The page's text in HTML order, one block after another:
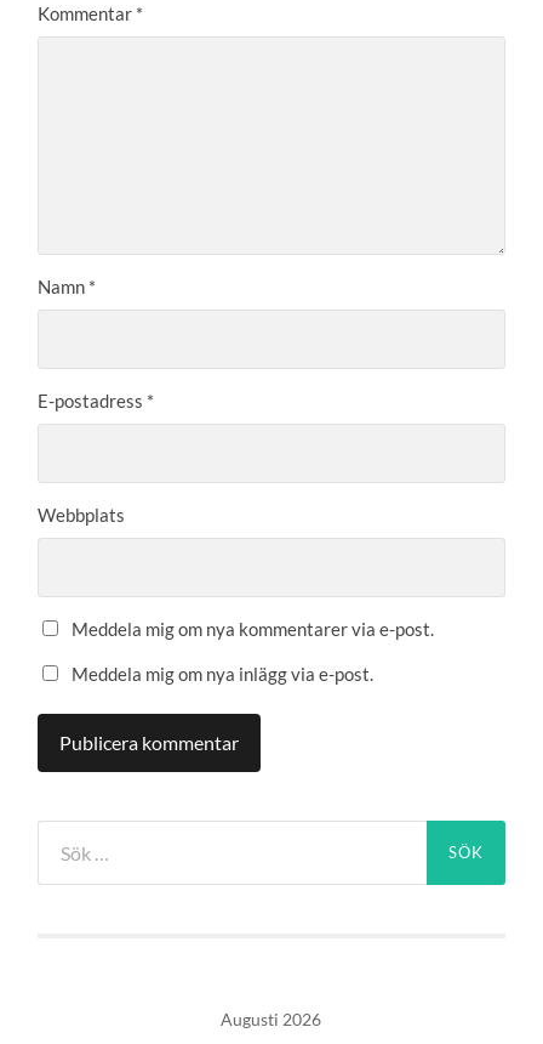
Kommentar *
Namn *
E-postadress *
Webbplats
Meddela mig om nya kommentarer via e-post.
Meddela mig om nya inlägg via e-post.
efter:
Augusti 2026